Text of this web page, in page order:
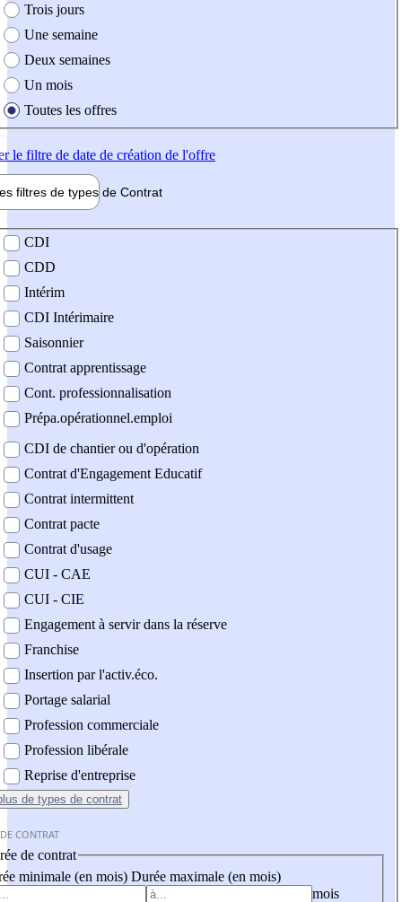
Trois jours
Une semaine
Deux semaines
Un mois
Toutes les offres
le filtre de date de création de l'offre
filtres de types de Contrat
contrat
CDI
CDD
Intérim
CDI Intérimaire
Saisonnier
Contrat apprentissage
Cont. professionnalisation
Prépa.opérationnel.emploi
CDI de chantier ou d'opération
Contrat d'Engagement Educatif
Contrat intermittent
Contrat pacte
Contrat d'usage
CUI - CAE
CUI - CIE
Engagement à servir dans la réserve
Franchise
Insertion par l'activ.éco.
Portage salarial
Profession commerciale
Profession libérale
Reprise d'entreprise
de types de contrat
CONTRAT
de contrat
minimale (en mois) Durée maximale (en mois)
mois